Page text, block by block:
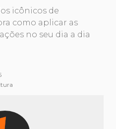
icônicos de
como aplicar as
no seu dia a dia